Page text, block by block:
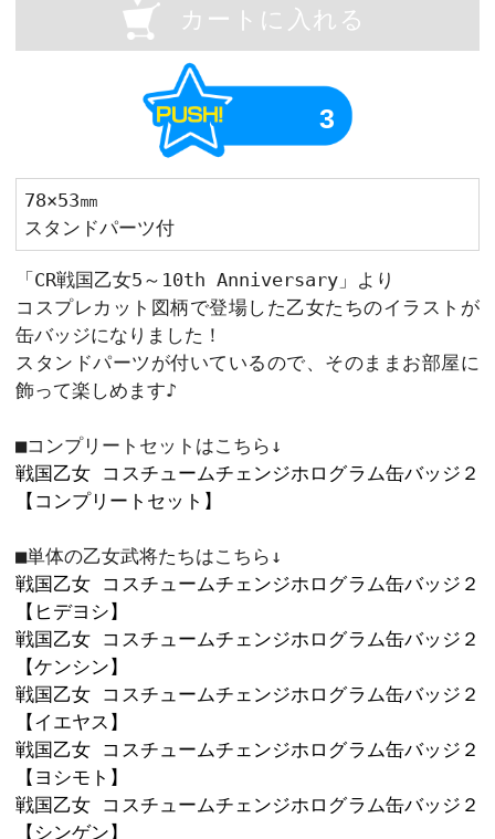
画像はイメージです。実際の商品と異なる場
画像をタップすると拡大して表示すること
ご注文数 －
カートに入れ
3
78×53㎜
スタンドパーツ付